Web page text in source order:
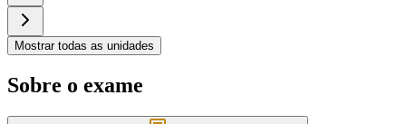
Mostrar todas as unidades
Sobre o exame